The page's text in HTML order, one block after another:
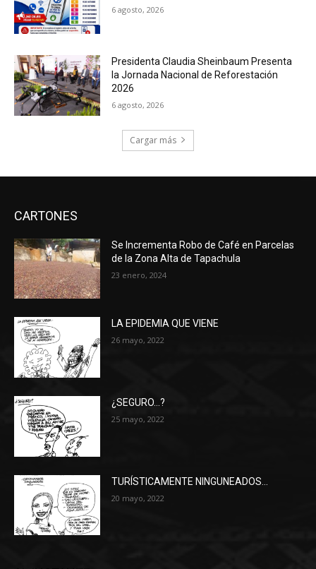
6 agosto, 2026
Presidenta Claudia Sheinbaum Presenta
la Jornada Nacional de Reforestación
2026
6 agosto, 2026
Cargar más
CARTONES
Se Incrementa Robo de Café en Parcelas
de la Zona Alta de Tapachula
23 enero, 2024
LA EPIDEMIA QUE VIENE
26 mayo, 2022
¿SEGURO…?
25 mayo, 2022
TURÍSTICAMENTE NINGUNEADOS…
20 mayo, 2022